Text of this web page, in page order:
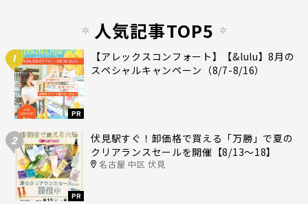
人気記事TOP5
1
PR
【アレックスコンフォート】【&lulu】8月の
スペシャルキャンペーン（8/7-8/16）
2
PR
伏見駅すぐ！卸価格で買える「万勝」で夏の
クリアランスセールを開催【8/13〜18】
名古屋 中区 伏見